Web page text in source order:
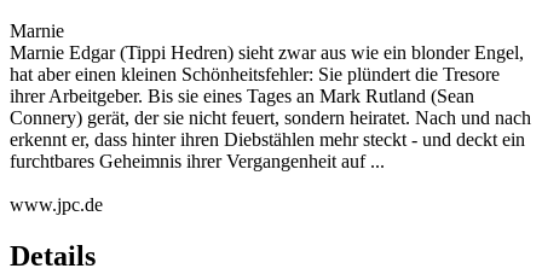
Marnie
Marnie Edgar (Tippi Hedren) sieht zwar aus wie ein blonder Engel,
hat aber einen kleinen Schönheitsfehler: Sie plündert die Tresore
ihrer Arbeitgeber. Bis sie eines Tages an Mark Rutland (Sean
Connery) gerät, der sie nicht feuert, sondern heiratet. Nach und nach
erkennt er, dass hinter ihren Diebstählen mehr steckt - und deckt ein
furchtbares Geheimnis ihrer Vergangenheit auf ...
www.jpc.de
Details